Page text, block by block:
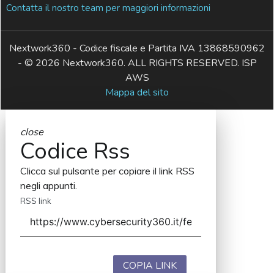
Contatta il nostro team per maggiori informazioni
Nextwork360 - Codice fiscale e Partita IVA 13868590962
- © 2026 Nextwork360. ALL RIGHTS RESERVED. ISP
AWS
Mappa del sito
close
Codice Rss
Clicca sul pulsante per copiare il link RSS
negli appunti.
RSS link
COPIA LINK